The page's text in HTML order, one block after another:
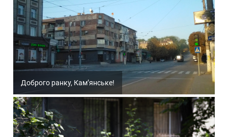
Доброго ранку, Кам’янське!